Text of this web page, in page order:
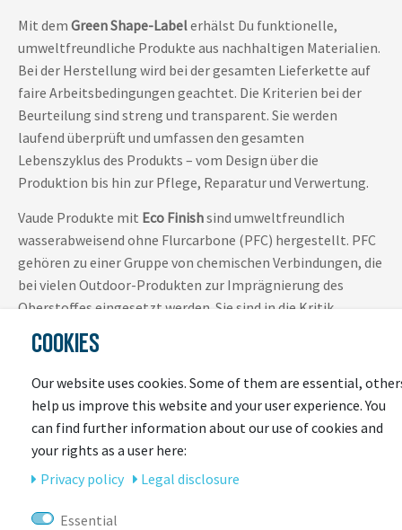
Mit dem Green Shape-Labelerhälst Du funktionelle,
umweltfreundliche Produkte aus nachhaltigen Materialien.
Bei der Herstellung wird bei der gesamten Lieferkette auf
faire Arbeitsbedingungen geachtet. Die Kriterien bei der
Beurteilung sind streng und transparent. Sie werden
laufend überprüft und umfassen den gesamten
Lebenszyklus des Produkts – vom Design über die
Produktion bis hin zur Pflege, Reparatur und Verwertung.
Vaude Produkte mit Eco Finishsind umweltfreundlich
wasserabweisend ohne Flurcarbone (PFC) hergestellt. PFC
gehören zu einer Gruppe von chemischen Verbindungen, die
bei vielen Outdoor-Produkten zur Imprägnierung des
Oberstoffes eingesetzt werden. Sie sind in die Kritik
geraten, da sie als nicht abbaubar gelten, sich im Körper
anreichern und im Verdacht stehen, gesundheitsschädlich
zu sein. Vaude hat eine klare Selbstverpflichtung,
vollständig auf PFC zu verzichten.
COOKIES
Our website uses cookies. Some of them are essential,
help us improve this website and your user experience. You
can find further information about our use of cookies and
your rights as a user here:
Privacy policy
Legal disclosure
Essential